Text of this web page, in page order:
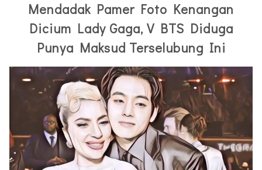
Mendadak Pamer Foto Kenangan
Dicium Lady Gaga, V BTS Diduga
Punya Maksud Terselubung Ini